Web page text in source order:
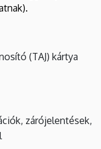
(TAJ) kártya
zárójelentések,